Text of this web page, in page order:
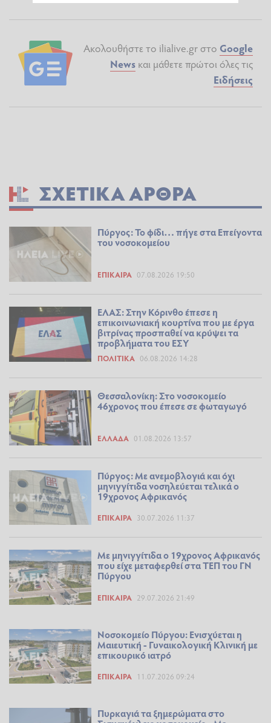
Ακολουθήστε το ilialive.gr στο Google
News και μάθετε πρώτοι όλες τις
Ειδήσεις
ΣΧΕΤΙΚΆ ΆΡΘΡΑ
Πύργος: Το φίδι… πήγε στα Επείγοντα
του νοσοκομείου
ΕΠΊΚΑΙΡΑ 07.08.2026 19:50
ΕΛΑΣ: Στην Κόρινθο έπεσε η
επικοινωνιακή κουρτίνα που με έργα
βιτρίνας προσπαθεί να κρύψει τα
προβλήματα του ΕΣΥ
ΠΟΛΙΤΙΚΆ 06.08.2026 14:28
Θεσσαλονίκη: Στο νοσοκομείο
46χρονος που έπεσε σε φωταγωγό
ΕΛΛΆΔΑ 01.08.2026 13:57
Πύργος: Με ανεμοβλογιά και όχι
μηνιγγίτιδα νοσηλεύεται τελικά ο
19χρονος Αφρικανός
ΕΠΊΚΑΙΡΑ 30.07.2026 11:37
Με μηνιγγίτιδα ο 19χρονος Αφρικανός
που είχε μεταφερθεί στα ΤΕΠ του ΓΝ
Πύργου
ΕΠΊΚΑΙΡΑ 29.07.2026 21:49
Νοσοκομείο Πύργου: Ενισχύεται η
Μαιευτική - Γυναικολογική Κλινική με
επικουρικό ιατρό
ΕΠΊΚΑΙΡΑ 11.07.2026 09:24
Πυρκαγιά τα ξημερώματα στο